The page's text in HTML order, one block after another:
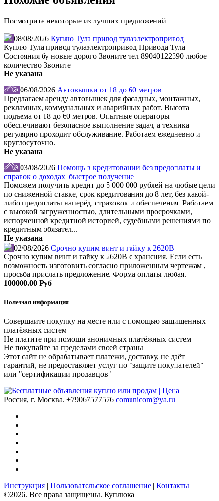
Посмотрите некоторые из лучших предложений
08/08/2026 Куплю Тула привод тулаэлектропривод
Куплю Тула привод тулаэлектропривод Привода Тула
Состояния бу новые дорого Звоните тел 89040122390 любое
количество Звоните
Не указана
06/08/2026 Автовышки от 18 до 60 метров
Предлагаем аренду автовышек для фасадных, монтажных,
рекламных, коммунальных и аварийных работ. Высота
подъема от 18 до 60 метров. Опытные операторы
обеспечивают безопасное выполнение задач, а техника
регулярно проходит обслуживание. Работаем ежедневно и
круглосуточно.
Не указана
03/08/2026 Помощь в кредитовании без предоплаты и
справок о доходах, быстрое получение
Поможем получить кредит до 5 000 000 рублей на любые цели
по сниженной ставке, срок кредитования до 8 лет, без какой-
либо предоплаты наперёд, страховок и обеспечения. Работаем
с высокой загруженностью, длительными просрочками,
испорченной кредитной историей, судебными решениями по
кредитным обязател...
Не указана
02/08/2026 Срочно купим винт и гайку к 2620В
Срочно купим винт и гайку к 2620В с хранения. Если есть
возможность изготовить согласно приложенным чертежам ,
просьба прислать предложение. Форма оплаты любая.
100000.00 Руб
Полезная информация
Совершайте покупку на месте или с помощью защищённых
платёжных систем
Не платите при помощи анонимных платёжных систем
Не покупайте за пределами своей страны
Этот сайт не обрабатывает платежи, доставку, не даёт
гарантий, не предоставляет услуг по "защите покупателей"
или "сертификации продавцов"
Россия, г. Москва. +79067577576 comunicom@ya.ru
Инструкция Пользовательское соглашение
Контакты
©2026. Все права защищены. Куплюка